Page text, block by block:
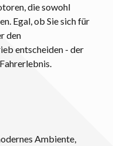
die sowohl
Egal, ob Sie sich für
den
entscheiden - der
Ambiente,